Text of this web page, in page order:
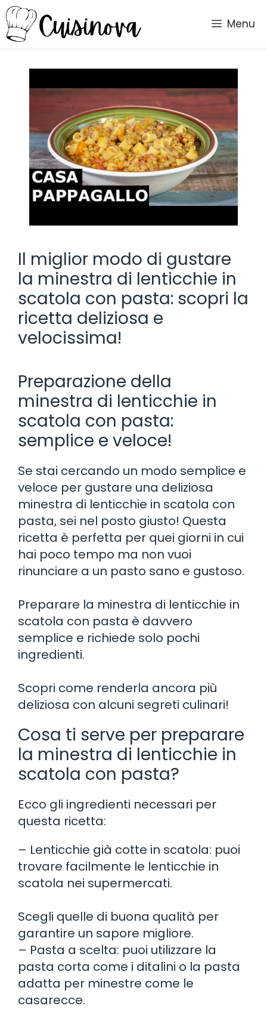
Vai
al
contenuto
Menu
Il miglior modo di gustare
la minestra di lenticchie in
scatola con pasta: scopri la
ricetta deliziosa e
velocissima!
Preparazione della
minestra di lenticchie in
scatola con pasta:
semplice e veloce!
Se stai cercando un modo semplice e
veloce per gustare una deliziosa
minestra di lenticchie in scatola con
pasta, sei nel posto giusto! Questa
ricetta è perfetta per quei giorni in cui
hai poco tempo ma non vuoi
rinunciare a un pasto sano e gustoso.
Preparare la minestra di lenticchie in
scatola con pasta è davvero
semplice e richiede solo pochi
ingredienti.
Scopri come renderla ancora più
deliziosa con alcuni segreti culinari!
Cosa ti serve per preparare
la minestra di lenticchie in
scatola con pasta?
Ecco gli ingredienti necessari per
questa ricetta:
– Lenticchie già cotte in scatola: puoi
trovare facilmente le lenticchie in
scatola nei supermercati.
Scegli quelle di buona qualità per
garantire un sapore migliore.
– Pasta a scelta: puoi utilizzare la
pasta corta come i ditalini o la pasta
adatta per minestre come le
casarecce.